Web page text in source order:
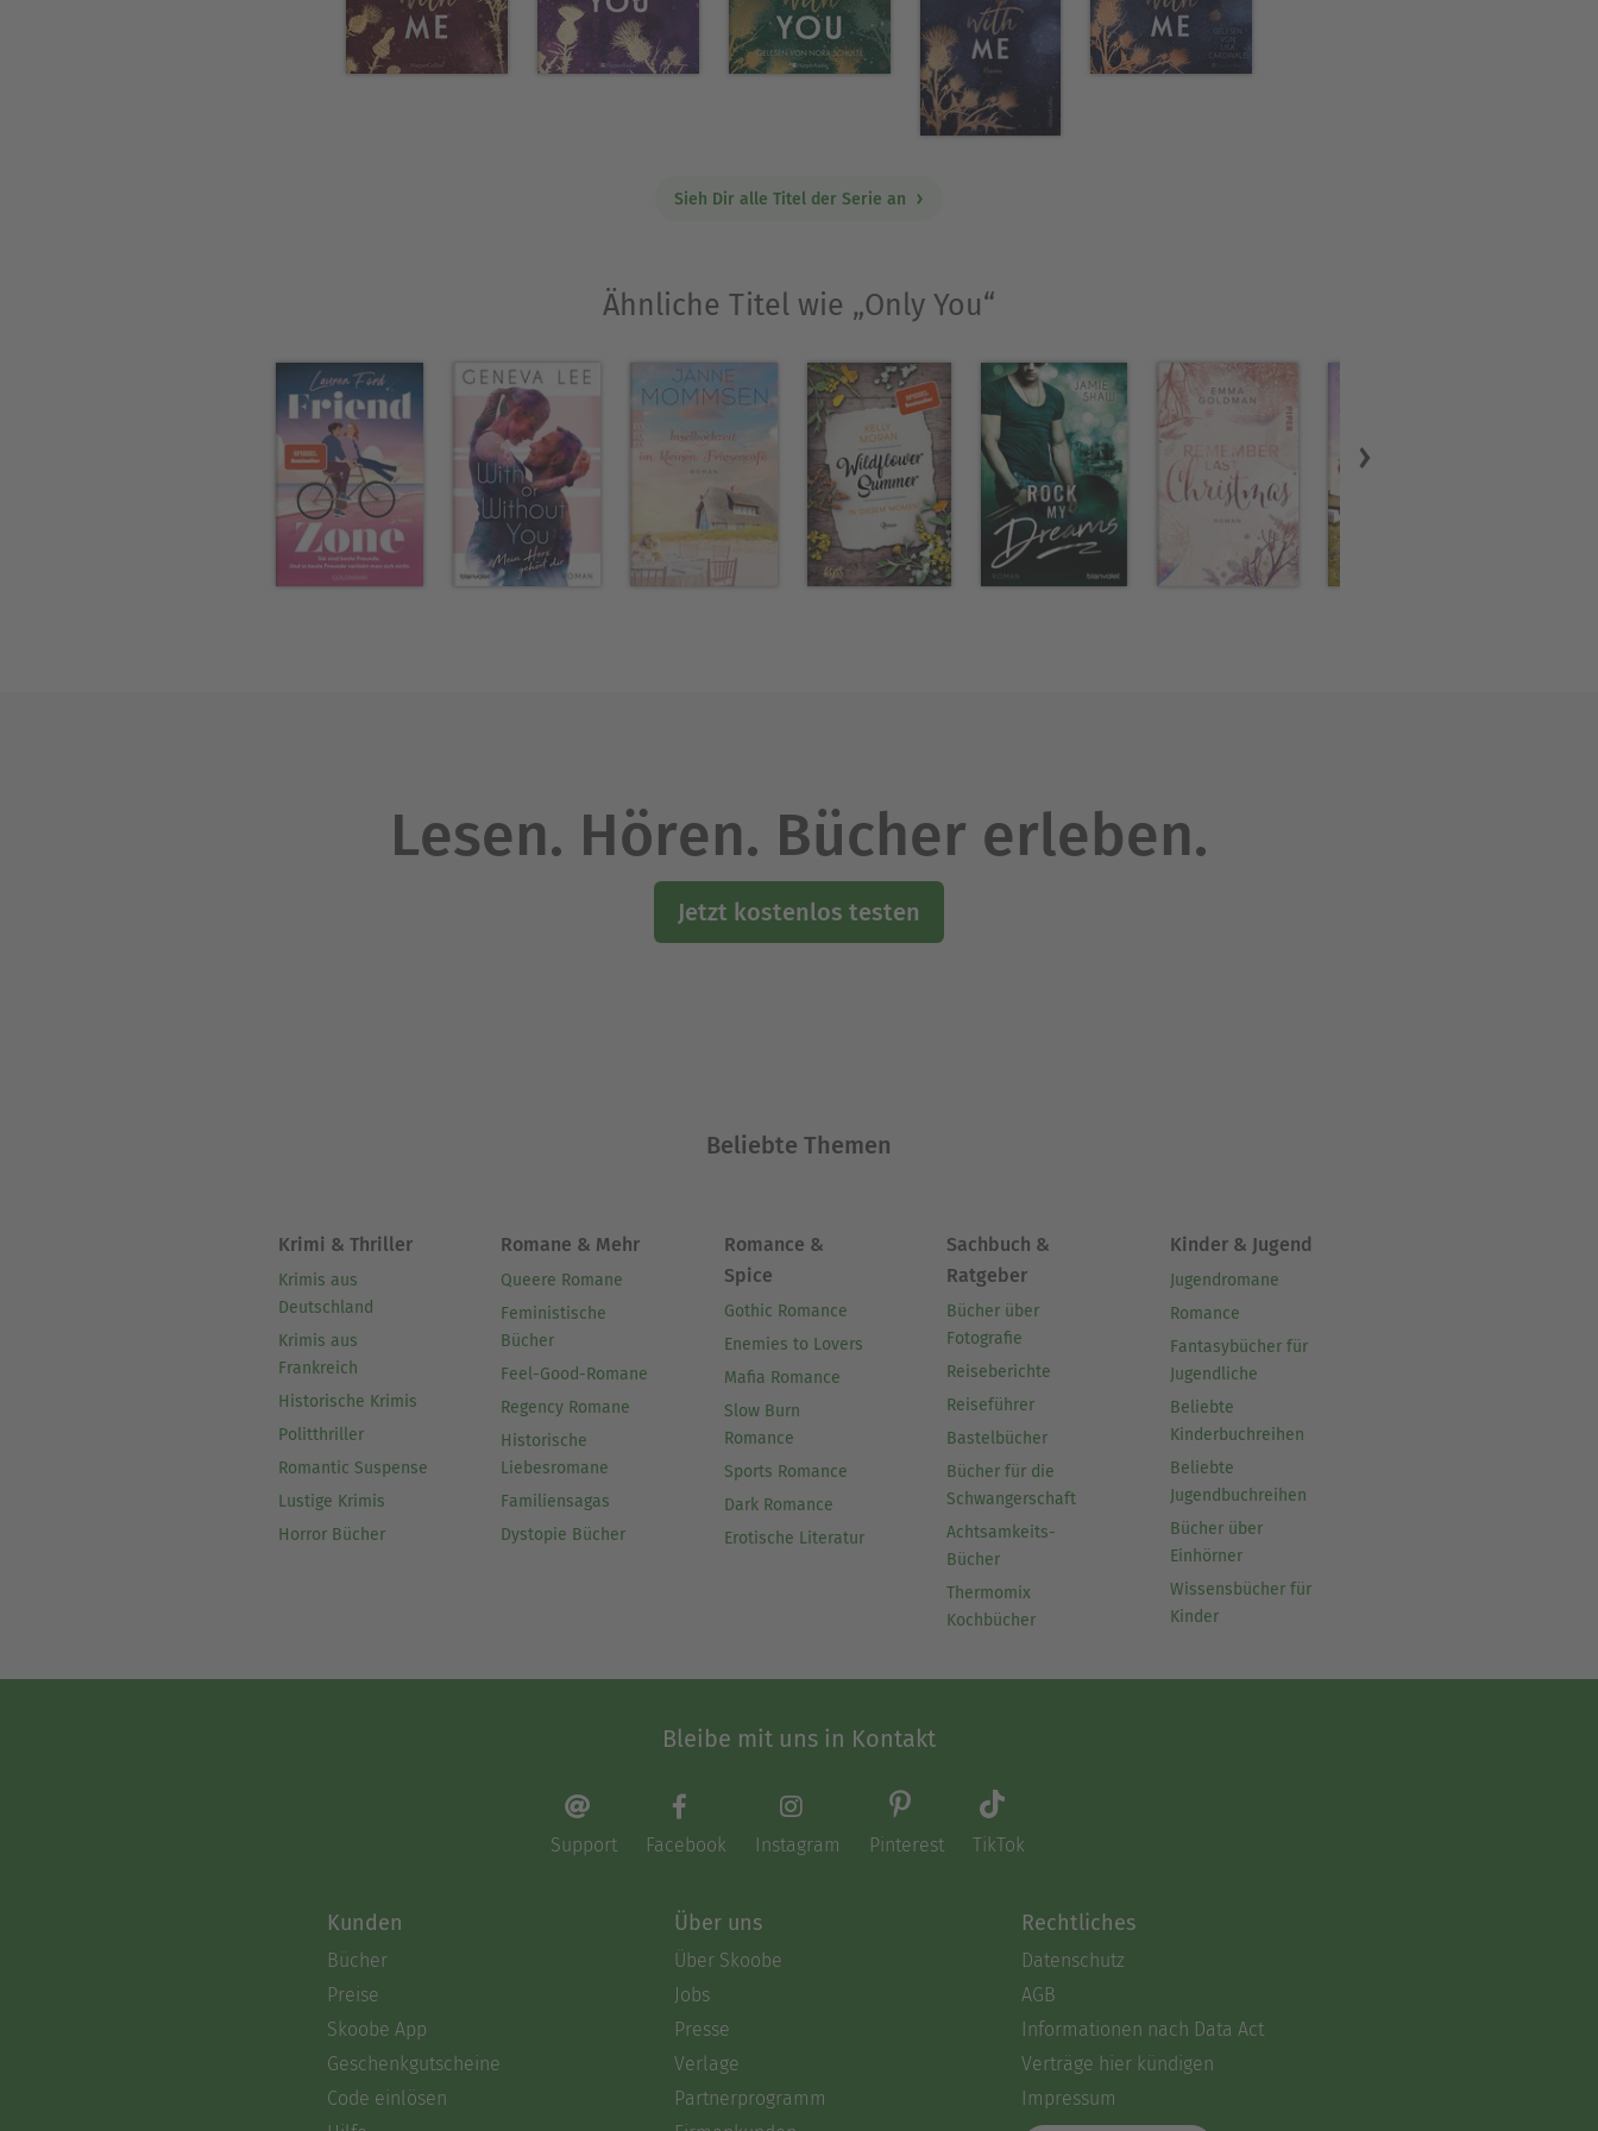
Samantha Young mal nicht schreibt, kauft sie Schuhe, die sie eigentlich nicht braucht.
Sieh Dir alle Titel der Serie an
Ähnliche Titel wie „Only You“
Lesen. Hören. Bücher erleben.
Jetzt kostenlos testen
Beliebte Themen
Krimi & Thriller
Krimis aus
Deutschland
Krimis aus
Frankreich
Historische Krimis
Politthriller
Romantic Suspense
Lustige Krimis
Horror Bücher
Romane & Mehr
Queere Romane
Feministische
Bücher
Feel-Good-Romane
Regency Romane
Historische
Liebesromane
Familiensagas
Dystopie Bücher
Romance &
Spice
Gothic Romance
Enemies to Lovers
Mafia Romance
Slow Burn
Romance
Sports Romance
Dark Romance
Erotische Literatur
Sachbuch &
Ratgeber
Bücher über
Fotografie
Reiseberichte
Reiseführer
Bastelbücher
Bücher für die
Schwangerschaft
Achtsamkeits-
Bücher
Thermomix
Kochbücher
Kinder & Jugend
Jugendromane
Romance
Fantasybücher für
Jugendliche
Beliebte
Kinderbuchreihen
Beliebte
Jugendbuchreihen
Bücher über
Einhörner
Wissensbücher für
Kinder
Bleibe mit uns in Kontakt
Support Facebook Instagram Pinterest TikTok
Kunden
Bücher
Preise
Skoobe App
Geschenkgutscheine
Code einlösen
Über uns
Über Skoobe
Jobs
Presse
Verlage
Partnerprogramm
Rechtliches
Datenschutz
AGB
Informationen nach Data Act
Verträge hier kündigen
Impressum